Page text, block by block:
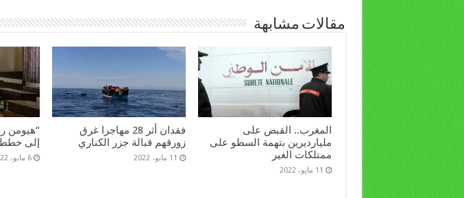
مقالات مشابهة
المغرب.. القبض على
مليارديرين بتهمة السطو على
ممتلكات الغير
11 مايو، 2022
فقدان أثر 28 مهاجرا غرق
زورقهم قبالة جزر الكناري
11 مايو، 2022
“هيومن
إلى خطط
6 مايو، 2022